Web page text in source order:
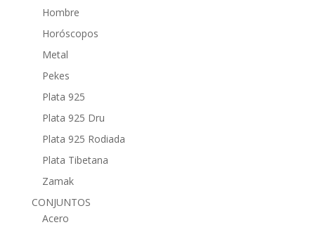
Hombre
Horóscopos
Metal
Pekes
Plata 925
Plata 925 Dru
Plata 925 Rodiada
Plata Tibetana
Zamak
CONJUNTOS
Acero